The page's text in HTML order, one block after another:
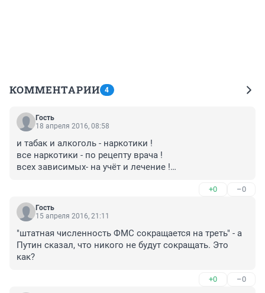
КОММЕНТАРИИ 4
Гость
18 апреля 2016, 08:58
и табак и алкоголь - наркотики !
все наркотики - по рецепту врача !
всех зависимых- на учёт и лечение !
+0 –0
Гость
15 апреля 2016, 21:11
"штатная численность ФМС сокращается на треть" - а
Путин сказал, что никого не будут сокращать. Это
как?
+0 –0